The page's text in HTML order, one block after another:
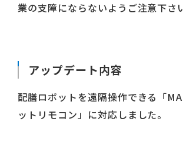
業の支障にならないようご注意下さ
アップデート内容
配膳ロボットを遠隔操作できる「
ットリモコン」に対応しました。